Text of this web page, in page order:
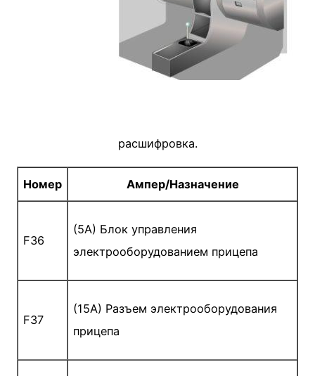
расшифровка.
Номер Ампер/Назначение
F36
(5A) Блок управления
электрооборудованием прицепа
F37
(15A) Разъем электрооборудования
прицепа